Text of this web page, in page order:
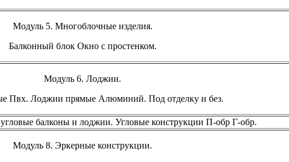
Модуль 5. Многоблочные изделия.
Балконный блок Окно с простенком.
Модуль 6. Лоджии.
Пвх. Лоджии прямые Алюминий. Под отделку и без.
балконы и лоджии. Угловые конструкции П-обр Г-обр.
Модуль 8. Эркерные конструкции.